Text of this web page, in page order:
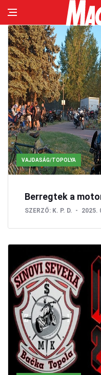
VAJDASÁG/TOPOLYA
Berregtek a
SZERZŐ: K. P. D. 2025.